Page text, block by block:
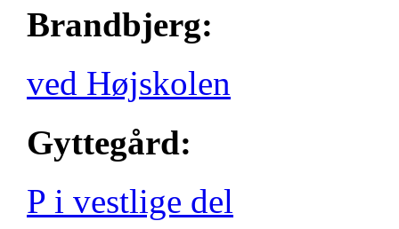
Brandbjerg:
ved Højskolen
Gyttegård:
P i vestlige del